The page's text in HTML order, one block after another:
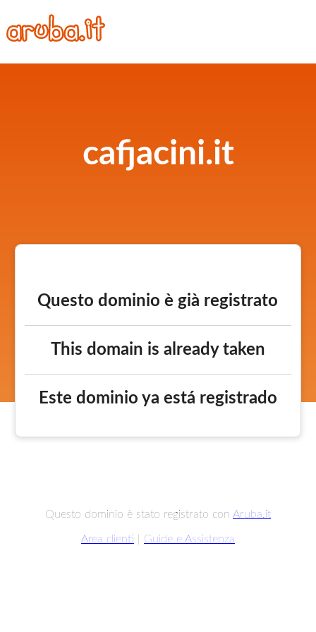
cafjacini.it
Questo dominio è già registrato
This domain is already taken
Este dominio ya está registrado
Questo dominio è stato registrato con Aruba.it
Area clienti Guide e Assistenza